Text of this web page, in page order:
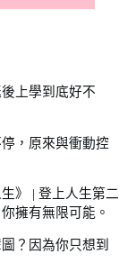
上學到底好不
，原來與衝動控
生》 | 登上人生第二
擁有無限可能。
？因為你只想到